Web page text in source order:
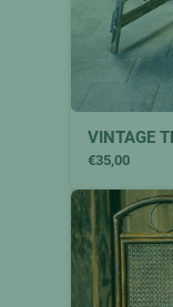
VINTAGE
€35,00